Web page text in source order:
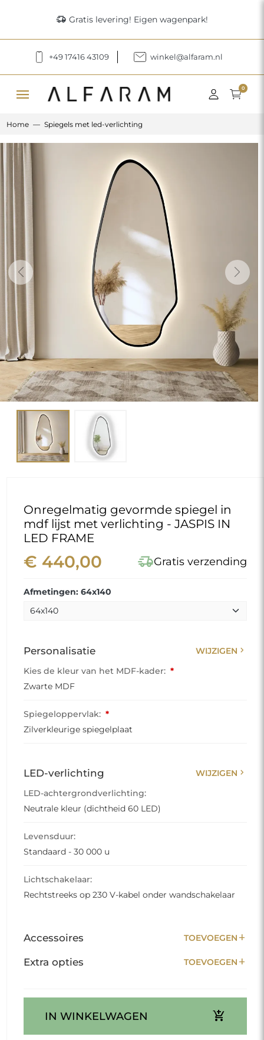
delivery_truck_speed Gratis levering! Eigen wagenpark!
+49 17416 43109 winkel@alfaram.nl
menu 0
Home Spiegels met led-verlichting
Previous Next
Onregelmatig gevormde spiegel in
mdf lijst met verlichting - JASPIS IN
LED FRAME
€ 440,00 delivery_truck_speedGratis verzending
Afmetingen: 64x140
Personalisatie WIJZIGEN chevron_right
Kies de kleur van het MDF-kader: *
Zwarte MDF
Spiegeloppervlak: *
Zilverkleurige spiegelplaat
LED-verlichting WIJZIGEN chevron_right
LED-achtergrondverlichting:
Neutrale kleur (dichtheid 60 LED)
Levensduur:
Standaard - 30 000 u
Lichtschakelaar:
Rechtstreeks op 230 V-kabel onder wandschakelaar
Accessoires TOEVOEGEN add
Extra opties TOEVOEGEN add
IN WINKELWAGEN add_shopping_cart